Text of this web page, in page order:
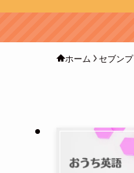
ホーム セブン